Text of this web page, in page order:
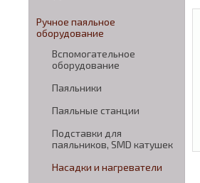
Ручное паяльное
оборудование
Вспомогательное
оборудование
Паяльники
Паяльные станции
Подставки для
паяльников, SMD катушек
Насадки и нагреватели